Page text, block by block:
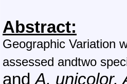
Abstract:
Geographic Variation
assessed andtwo
andA. unicolor.